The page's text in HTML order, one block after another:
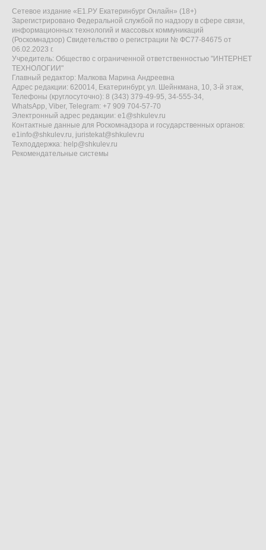
Сетевое издание «Е1.РУ Екатеринбург Онлайн» (18+)
Зарегистрировано Федеральной службой по надзору в сфере связи,
информационных технологий и массовых коммуникаций
(Роскомнадзор) Свидетельство о регистрации № ФС77-84675 от
06.02.2023 г.
Учредитель: Общество с ограниченной ответственностью "ИНТЕРНЕТ
ТЕХНОЛОГИИ"
Главный редактор: Малкова Марина Андреевна
Адрес редакции: 620014, Екатеринбург, ул. Шейнкмана, 10, 3-й этаж,
Телефоны (круглосуточно): 8 (343) 379-49-95, 34-555-34,
WhatsApp, Viber, Telegram: +7 909 704-57-70
Электронный адрес редакции: e1@shkulev.ru
Контактные данные для Роскомнадзора и государственных органов:
e1info@shkulev.ru, juristekat@shkulev.ru
Техподдержка: help@shkulev.ru
Рекомендательные системы